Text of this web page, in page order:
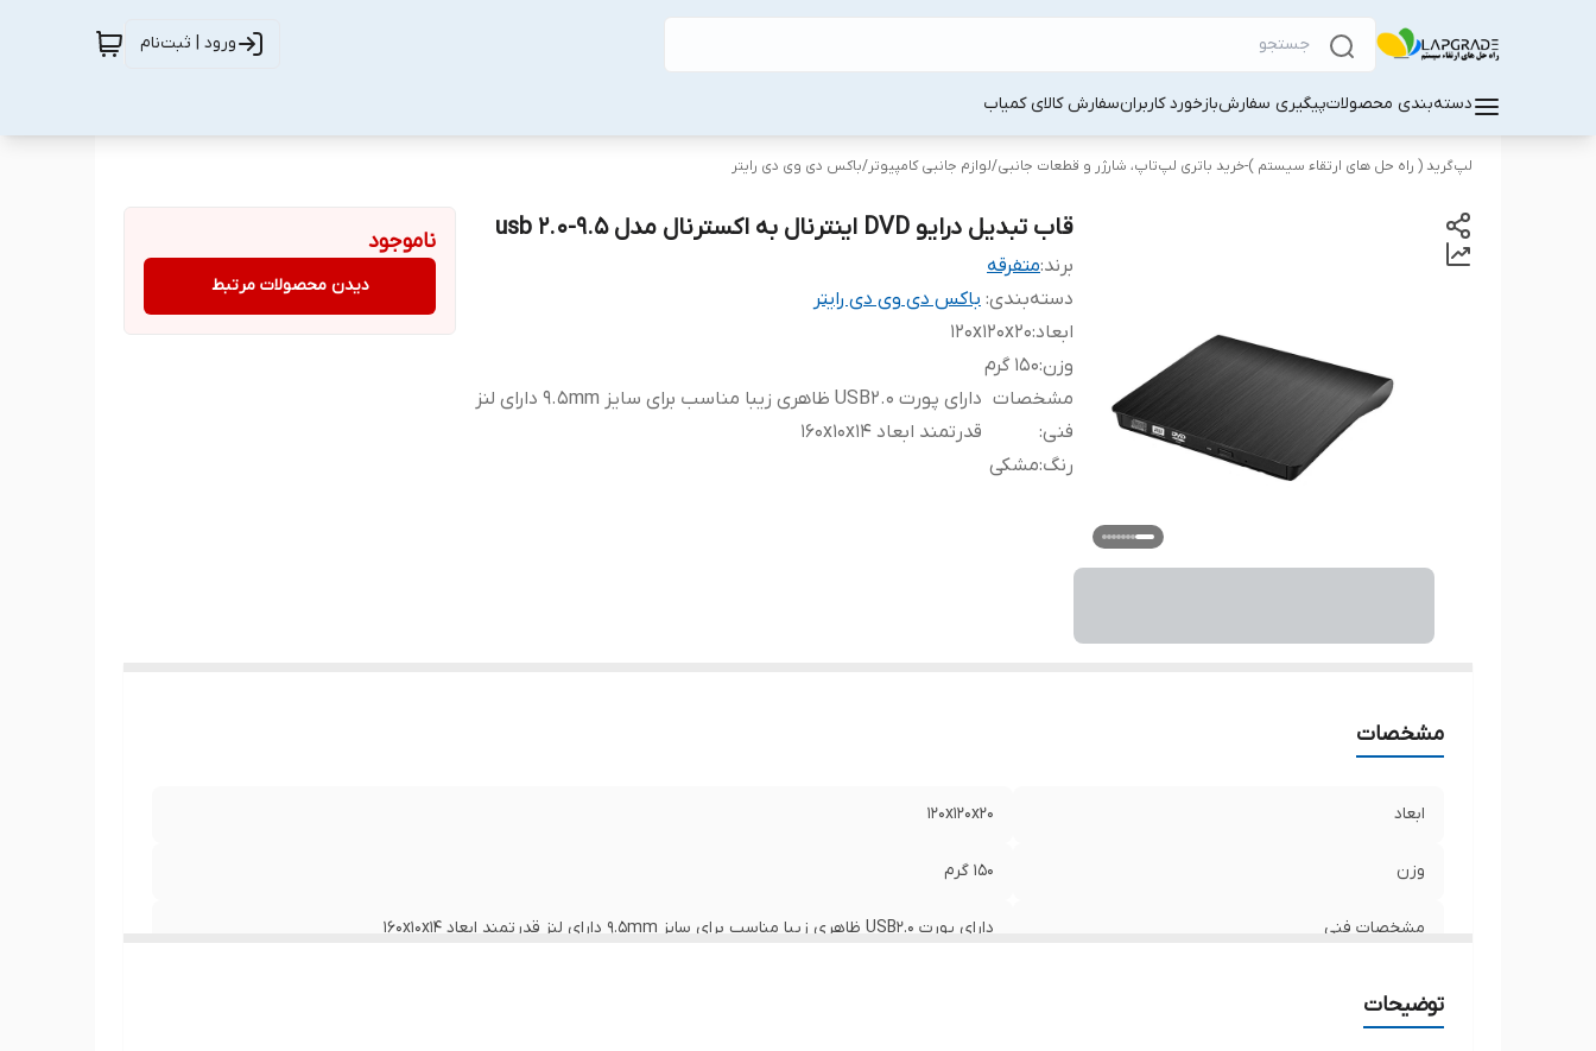
ورود | ثبت‌نام
دسته‌بندی محصولاتپیگیری سفارشبازخورد کاربرانسفارش کالا‌ی کمیاب
لپ‌گرید ( راه‌ حل های ارتقاء سیستم )-خرید باتری لپ‌تاپ، شارژر و قطعات جانبی/لوازم جانبی کامپیوتر/باکس دی وی دی رایتر
قاب تبدیل درایو DVD اینترنال به اکسترنال مدل 9.5-usb 2.0
برند:متفرقه
دسته‌بندی: باکس دی وی دی رایتر
ابعاد:
120x120x20
وزن:150 گرم
مشخصات
فنی:
دارای پورت USB2.0 ظاهری زیبا مناسب برای سایز 9.5mm دارای لنز
قدرتمند ابعاد 160x10x14
رنگ:مشکی
ناموجود
دیدن محصولات مرتبط
مشخصات
ابعاد 120x120x20
وزن 150 گرم
مشخصات فنی دارای پورت USB2.0 ظاهری زیبا مناسب برای سایز 9.5mm دارای لنز قدرتمند ابعاد 160x10x14
توضیحات